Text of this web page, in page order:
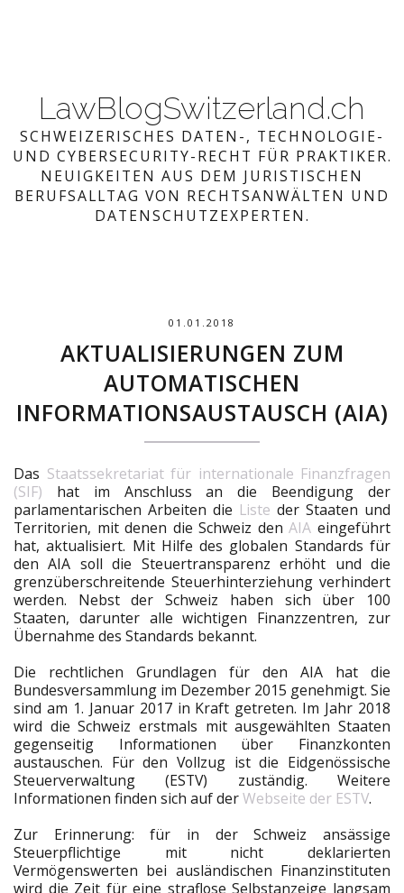
LawBlogSwitzerland.ch
SCHWEIZERISCHES DATEN-, TECHNOLOGIE-
UND CYBERSECURITY-RECHT FÜR PRAKTIKER.
NEUIGKEITEN AUS DEM JURISTISCHEN
BERUFSALLTAG VON RECHTSANWÄLTEN UND
DATENSCHUTZEXPERTEN.
01.01.2018
AKTUALISIERUNGEN ZUM
AUTOMATISCHEN
INFORMATIONSAUSTAUSCH (AIA)
Das Staatssekretariat für internationale Finanzfragen
(SIF) hat im Anschluss an die Beendigung der
parlamentarischen Arbeiten die Liste der Staaten und
Territorien, mit denen die Schweiz denAIA eingeführt
hat, aktualisiert. Mit Hilfe des globalen Standards für
den AIA soll die Steuertransparenz erhöht und die
grenzüberschreitende Steuerhinterziehung verhindert
werden. Nebst der Schweiz haben sich über 100
Staaten, darunter alle wichtigen Finanzzentren, zur
Übernahme des Standards bekannt.
Die rechtlichen Grundlagen für den AIA hat die
Bundesversammlung im Dezember 2015 genehmigt. Sie
sind am 1. Januar 2017 in Kraft getreten. Im Jahr 2018
wird die Schweiz erstmals mit ausgewählten Staaten
gegenseitig Informationen über Finanzkonten
austauschen. Für den Vollzug ist die Eidgenössische
Steuerverwaltung (ESTV) zuständig. Weitere
Informationen finden sich auf derWebseite der ESTV.
Zur Erinnerung: für in der Schweiz ansässige
Steuerpflichtige mit nicht deklarierten
Vermögenswerten bei ausländischen Finanzinstituten
wird die Zeit für eine straflose Selbstanzeige langsam